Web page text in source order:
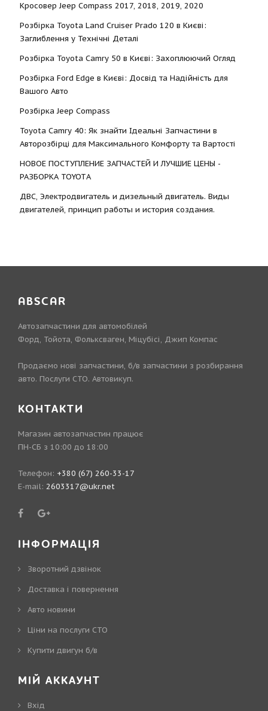
Кросовер Jeep Compass 2017, 2018, 2019, 2020
Розбірка Toyota Land Cruiser Prado 120 в Києві:
Заглиблення у Технічні Деталі
Розбірка Toyota Camry 50 в Києві: Захоплюючий Огляд
Розбірка Ford Edge в Києві: Досвід та Надійність для
Вашого Авто
Розбірка Jeep Compass
Toyota Camry 40: Як знайти Ідеальні Запчастини в
Авторозбірці для Максимального Комфорту та Вартості
НОВОЕ ПОСТУПЛЕНИЕ ЗАПЧАСТЕЙ И ЛУЧШИЕ ЦЕНЫ -
РАЗБОРКА TOYOTА
ДВС, Электродвигатель и дизельный двигатель. Виды
двигателей, принцип работы и история создания.
ABSCAR
Автозапчастини для автомобілей
Форд, Тойота, Фольксваген, Міцубісі, Джип Компас
Продаємо нові запчастини, б/в запчастини з розбирання
авто. Послуги СТО. Автовикуп.
КОНТАКТИ
Магазин автозапчастин працює
ПН-СБ з 10:00 до 18:00
Телефон: +380 (67) 260-33-17
E-mail: 2603317@ukr.net
ІНФОРМАЦІЯ
Зворотний дзвінок
Доставка і повернення
Авто новини
Ціни на послуги СТО
Купити двигун б/в
МІЙ АККАУНТ
Вхід